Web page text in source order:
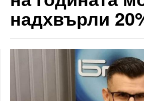
надхвърли